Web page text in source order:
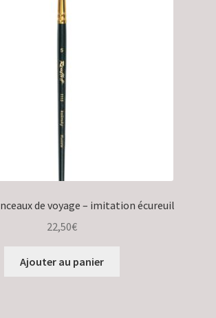
de voyage – imitation écureuil
22,50€
Ajouter au panier